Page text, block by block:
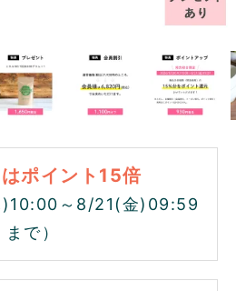
ポイント15倍
～8/21(金)09:59
まで）